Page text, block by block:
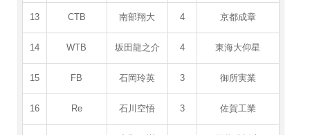
13 CTB 南部翔大 4 京都成章
14 WTB 坂田龍之介 4 東海大仰星
15 FB 石岡玲英 3 御所実業
16 Re 石川空悟 3 佐賀工業